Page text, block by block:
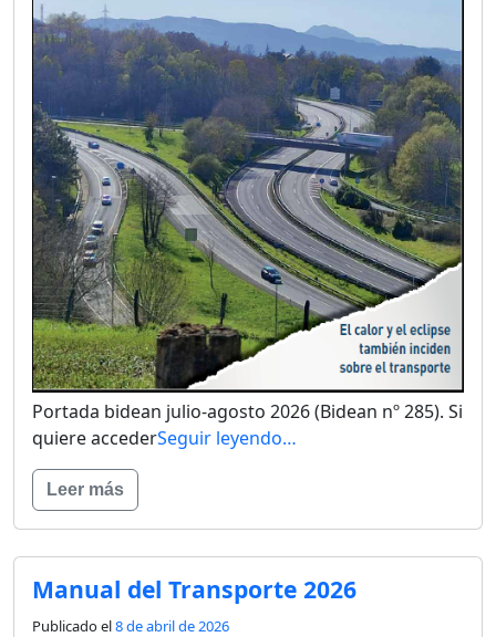
Portada bidean julio-agosto 2026 (Bidean nº 285). Si
quiere accederSeguir leyendo…
Leer más
Manual del Transporte 2026
Publicado el8 de abril de 2026